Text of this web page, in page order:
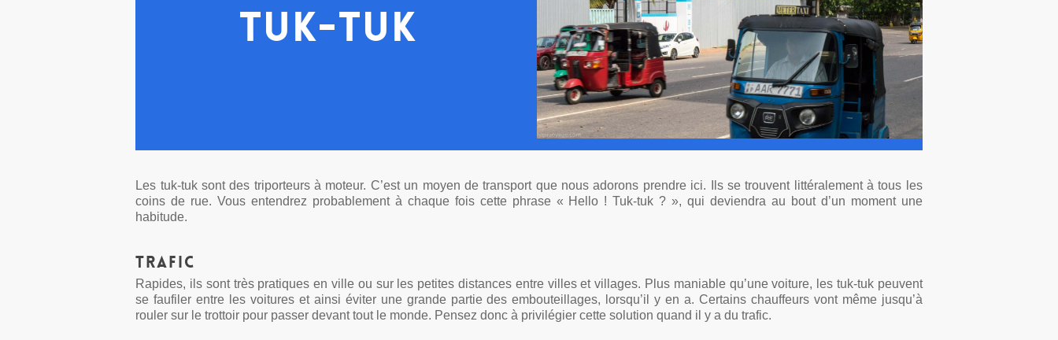
Tuk-tuk
Les tuk-tuk sont des triporteurs à moteur. C’est un moyen de transport que nous adorons prendre ici. Ils se trouvent littéralement à tous les
coins de rue. Vous entendrez probablement à chaque fois cette phrase « Hello ! Tuk-tuk ? », qui deviendra au bout d’un moment une
habitude.
Trafic
Rapides, ils sont très pratiques en ville ou sur les petites distances entre villes et villages. Plus maniable qu’une voiture, les tuk-tuk peuvent
se faufiler entre les voitures et ainsi éviter une grande partie des embouteillages, lorsqu’il y en a. Certains chauffeurs vont même jusqu’à
rouler sur le trottoir pour passer devant tout le monde. Pensez donc à privilégier cette solution quand il y a du trafic.